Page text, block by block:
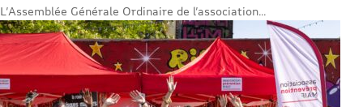
L’Assemblée Générale Ordinaire de l’association...